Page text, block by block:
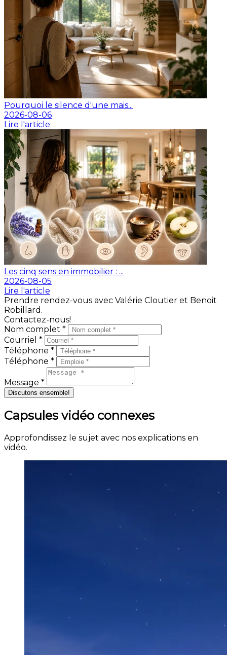
Pourquoi le silence d'une mais...
2026-08-06
Lire l'article
Les cinq sens en immobilier : ...
2026-08-05
Lire l'article
Prendre rendez-vous avec Valérie Cloutier et Benoit
Robillard.
Contactez-nous!
Nom complet *
Courriel *
Téléphone *
Téléphone *
Message *
Discutons ensemble!
Capsules vidéo connexes
Approfondissez le sujet avec nos explications en
vidéo.